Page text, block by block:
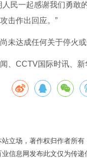
人民一起感谢我们勇敢
击作出回应。”
未达成任何关于停火
、CCTV国际时讯、新
立场，著作权归作者所
信息网发布此文仅为传